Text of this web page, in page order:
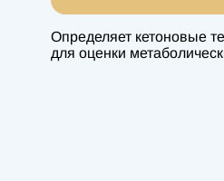
Определяет кетоновые
для оценки